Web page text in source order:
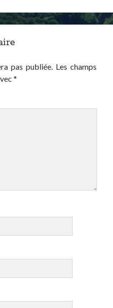
pas publiée. Les champs
*